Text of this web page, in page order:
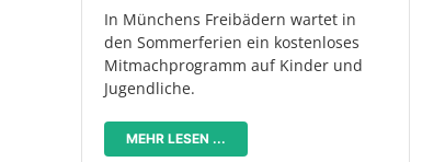
In Münchens Freibädern wartet in
den Sommerferien ein kostenloses
Mitmachprogramm auf Kinder und
Jugendliche.
MEHR LESEN ...